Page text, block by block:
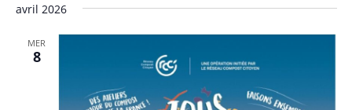
e
n
avril 2026
MER
8